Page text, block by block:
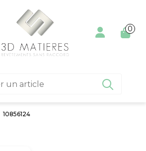
 0
10856124